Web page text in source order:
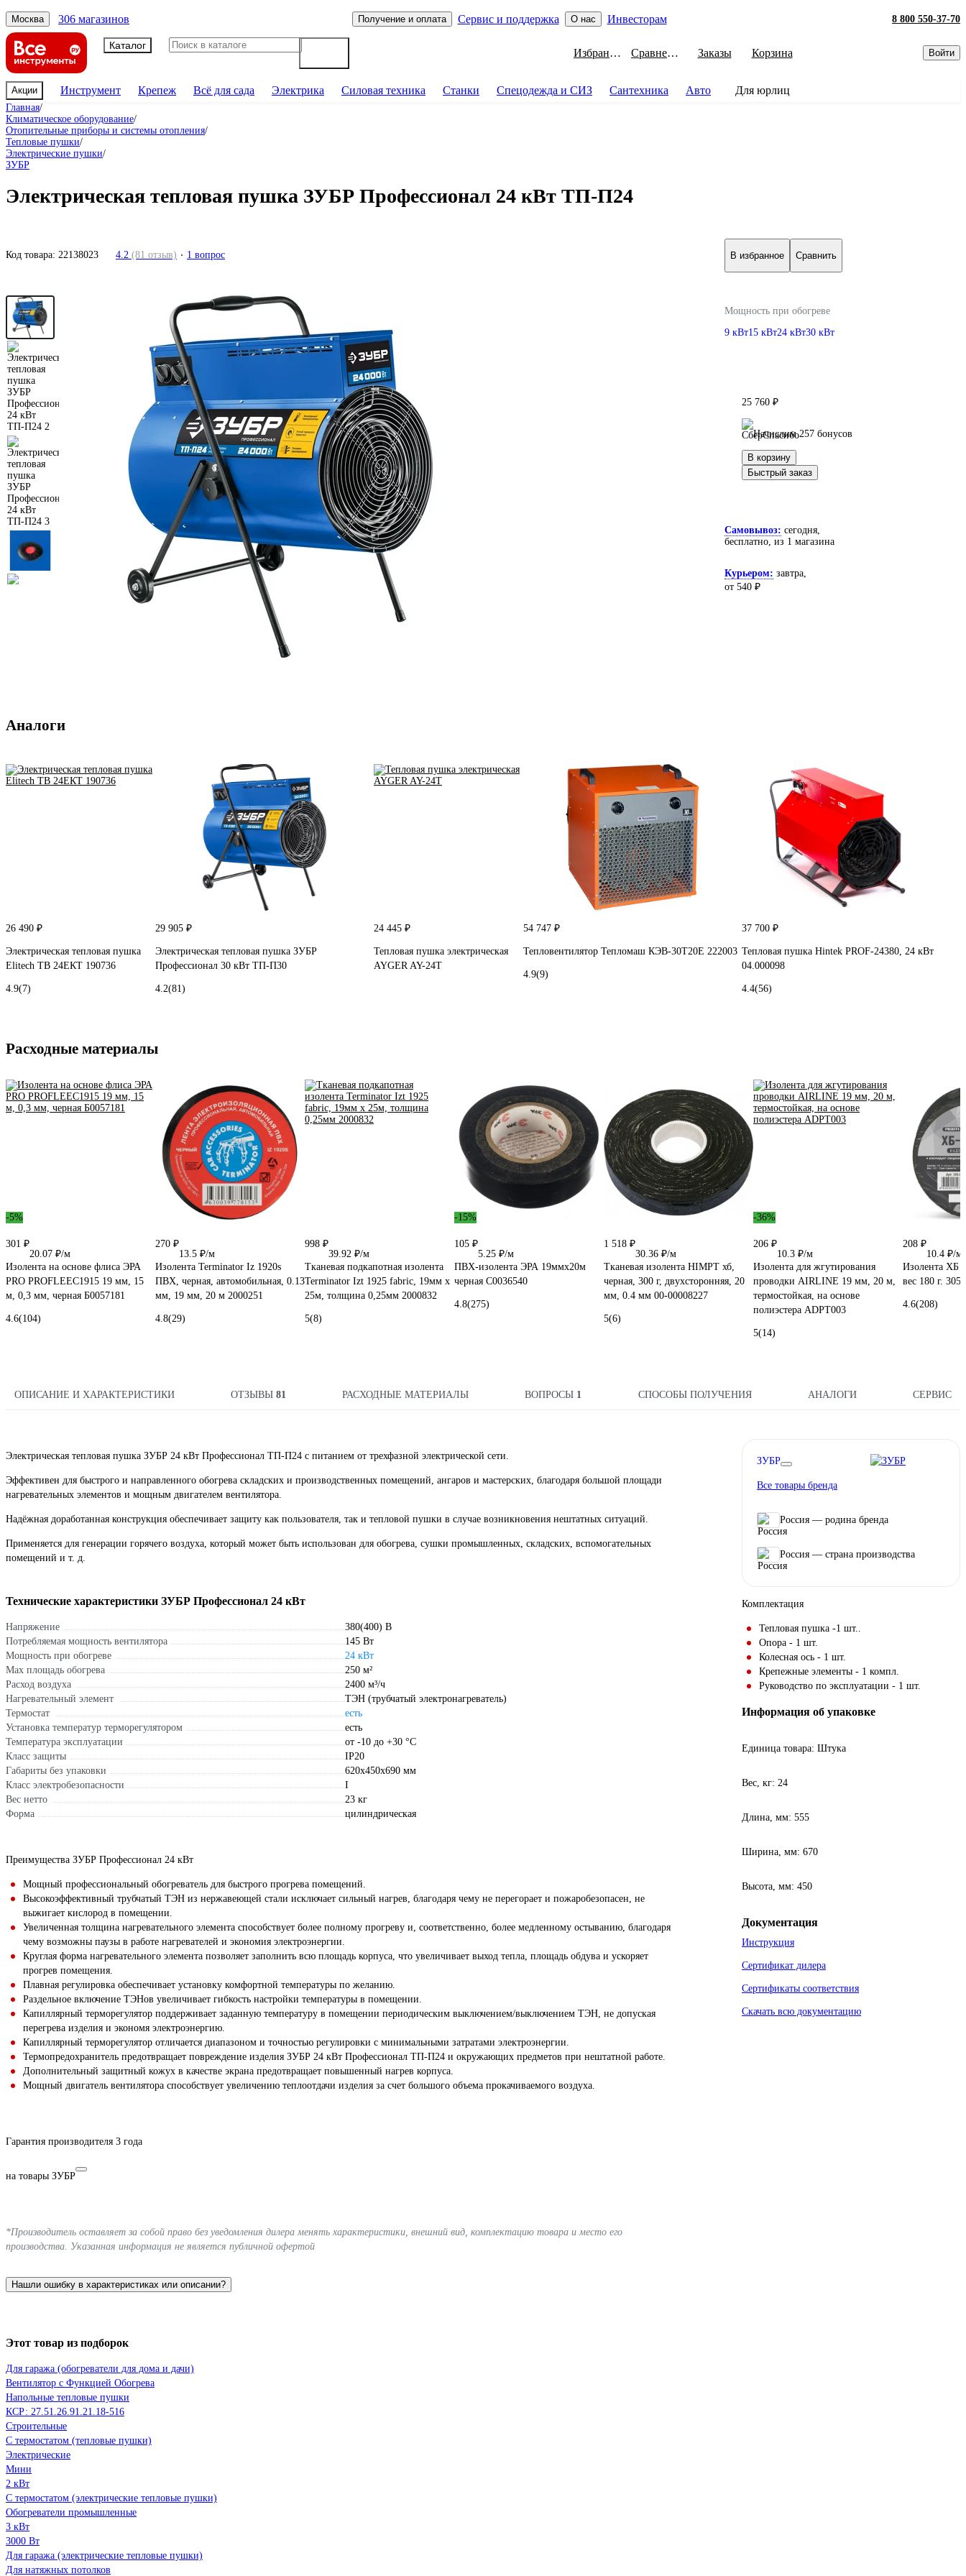
Москва 306 магазинов Получение и оплата Сервис и поддержка О нас Инвесторам 8 800 550-37-70
Каталог
Избранное Сравнение Заказы Корзина Войти
Акции Инструмент Крепеж Всё для сада Электрика Силовая техника Станки Спецодежда и СИЗ Сантехника Авто Для юрлиц
Главная/
Климатическое оборудование/
Отопительные приборы и системы отопления/
Тепловые пушки/
Электрические пушки/
ЗУБР
Электрическая тепловая пушка ЗУБР Профессионал 24 кВт ТП-П24
Код товара: 22138023 4.2 (81 отзыв) 1 вопрос В избранное Сравнить
Мощность при обогреве
9 кВт15 кВт24 кВт30 кВт
25 760 ₽
Начислим 257 бонусов
В корзину
Быстрый заказ
Самовывоз: сегодня,
бесплатно, из 1 магазина
Курьером: завтра,
от 540 ₽
Аналоги
26 490 ₽
Электрическая тепловая пушка
Elitech ТВ 24ЕКТ 190736
4.9(7)
29 905 ₽
Электрическая тепловая пушка ЗУБР
Профессионал 30 кВт ТП-П30
4.2(81)
24 445 ₽
Тепловая пушка электрическая
AYGER AY-24T
54 747 ₽
Тепловентилятор Тепломаш КЭВ-30Т20Е 222003
4.9(9)
37 700 ₽
Тепловая пушка Hintek PROF-24380, 24 кВт
04.000098
4.4(56)
Расходные материалы
-5%
301 ₽
20.07 ₽/м
Изолента на основе флиса ЭРА
PRO PROFLEEC1915 19 мм, 15
м, 0,3 мм, черная Б0057181
4.6(104)
270 ₽
13.5 ₽/м
Изолента Terminator Iz 1920s
ПВХ, черная, автомобильная, 0.13
мм, 19 мм, 20 м 2000251
4.8(29)
998 ₽
39.92 ₽/м
Тканевая подкапотная изолента
Terminator Izt 1925 fabric, 19мм х
25м, толщина 0,25мм 2000832
5(8)
-15%
105 ₽
5.25 ₽/м
ПВХ-изолента ЭРА 19ммх20м
черная C0036540
4.8(275)
1 518 ₽
30.36 ₽/м
Тканевая изолента HIMPT хб,
черная, 300 г, двухсторонняя, 20
мм, 0.4 мм 00-00008227
5(6)
-36%
206 ₽
10.3 ₽/м
Изолента для жгутирования
проводки AIRLINE 19 мм, 20 м,
термостойкая, на основе
полиэстера ADPT003
5(14)
208 ₽
10.4 ₽/м
Изолента ХБ
вес 180 г.
4.6(208)
ОПИСАНИЕ И ХАРАКТЕРИСТИКИ ОТЗЫВЫ81 РАСХОДНЫЕ МАТЕРИАЛЫ ВОПРОСЫ 1 СПОСОБЫ ПОЛУЧЕНИЯ АНАЛОГИ СЕРВИС
Электрическая тепловая пушка ЗУБР 24 кВт Профессионал ТП-П24 с питанием от трехфазной электрической сети.
Эффективен для быстрого и направленного обогрева складских и производственных помещений, ангаров и мастерских, благодаря большой площади
нагревательных элементов и мощным двигателем вентилятора.
Надёжная доработанная конструкция обеспечивает защиту как пользователя, так и тепловой пушки в случае возникновения нештатных ситуаций.
Применяется для генерации горячего воздуха, который может быть использован для обогрева, сушки промышленных, складских, вспомогательных
помещений и т. д.
Технические характеристики ЗУБР Профессионал 24 кВт
Напряжение
380(400) В
Потребляемая мощность вентилятора
145 Вт
Мощность при обогреве
24 кВт
Max площадь обогрева
250 м²
Расход воздуха
2400 м³/ч
Нагревательный элемент
ТЭН (трубчатый электронагреватель)
Термостат
есть
Установка температур терморегулятором
есть
Температура эксплуатации
от -10 до +30 °С
Класс защиты
IP20
Габариты без упаковки
620х450х690 мм
Класс электробезопасности
I
Вес нетто
23 кг
Форма
цилиндрическая
Преимущества ЗУБР Профессионал 24 кВт
Мощный профессиональный обогреватель для быстрого прогрева помещений.
Высокоэффективный трубчатый ТЭН из нержавеющей стали исключает сильный нагрев, благодаря чему не перегорает и пожаробезопасен, не
выжигает кислород в помещении.
Увеличенная толщина нагревательного элемента способствует более полному прогреву и, соответственно, более медленному остыванию, благодаря
чему возможны паузы в работе нагревателей и экономия электроэнергии.
Круглая форма нагревательного элемента позволяет заполнить всю площадь корпуса, что увеличивает выход тепла, площадь обдува и ускоряет
прогрев помещения.
Плавная регулировка обеспечивает установку комфортной температуры по желанию.
Раздельное включение ТЭНов увеличивает гибкость настройки температуры в помещении.
Капиллярный терморегулятор поддерживает заданную температуру в помещении периодическим выключением/выключением ТЭН, не допуская
перегрева изделия и экономя электроэнергию.
Капиллярный терморегулятор отличается диапазоном и точностью регулировки с минимальными затратами электроэнергии.
Термопредохранитель предотвращает повреждение изделия ЗУБР 24 кВт Профессионал ТП-П24 и окружающих предметов при нештатной работе.
Дополнительный защитный кожух в качестве экрана предотвращает повышенный нагрев корпуса.
Мощный двигатель вентилятора способствует увеличению теплоотдачи изделия за счет большого объема прокачиваемого воздуха.
Гарантия производителя 3 года
на товары ЗУБР
*Производитель оставляет за собой право без уведомления дилера менять характеристики, внешний вид, комплектацию товара и место его
производства. Указанная информация не является публичной офертой
Нашли ошибку в характеристиках или описании?
ЗУБР
Все товары бренда
Россия — родина бренда
Россия — страна производства
Комплектация
Тепловая пушка -1 шт..
Опора - 1 шт.
Колесная ось - 1 шт.
Крепежные элементы - 1 компл.
Руководство по эксплуатации - 1 шт.
Информация об упаковке
Единица товара: Штука
Вес, кг: 24
Длина, мм: 555
Ширина, мм: 670
Высота, мм: 450
Документация
Инструкция
Сертификат дилера
Сертификаты соответствия
Скачать всю документацию
Этот товар из подборок
Для гаража (обогреватели для дома и дачи)
Вентилятор с Функцией Обогрева
Напольные тепловые пушки
КСР: 27.51.26.91.21.18-516
Строительные
С термостатом (тепловые пушки)
Электрические
Мини
2 кВт
С термостатом (электрические тепловые пушки)
Обогреватели промышленные
3 кВт
3000 Вт
Для гаража (электрические тепловые пушки)
Для натяжных потолков